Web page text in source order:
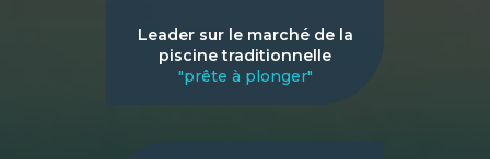
Leader sur le marché de la
piscine traditionnelle
"prête à plonger"